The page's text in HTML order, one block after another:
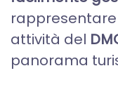
attività del
panorama